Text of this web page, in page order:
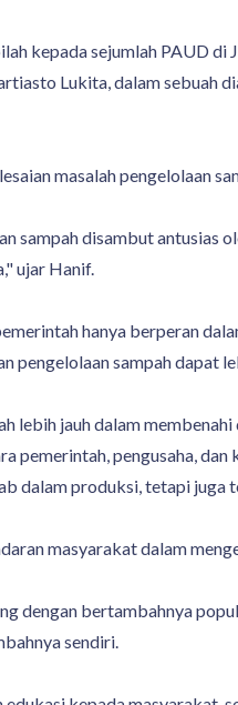
kepada sejumlah PAUD
Lukita, dalam sebuah
masalah pengelolaan
sampah disambut antusias
ujar Hanif.
hanya berperan
pengelolaan sampah dapat
jauh dalam
pengusaha,
dalam produksi, tetapi juga
masyarakat dalam
dengan bertambahnya
sendiri.